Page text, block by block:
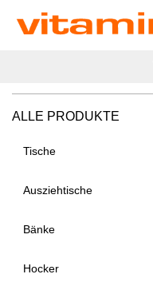
ALLE PRODUKTE
Tische
Ausziehtische
Bänke
Hocker